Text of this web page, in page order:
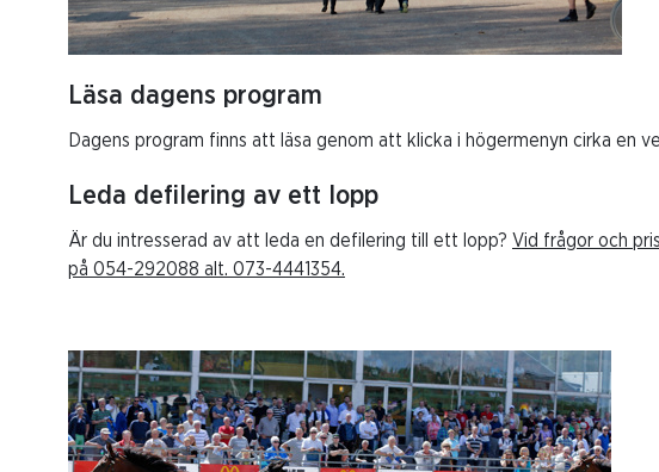
Läsa dagens program
Dagens program finns att läsa genom att klicka i högermenyn cirka en
Leda defilering av ett lopp
Är du intresserad av att leda en defilering till ett lopp? Vid frågor och
på 054-292088 alt. 073-4441354.